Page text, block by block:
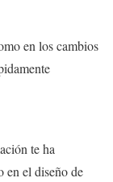
en los cambios
te ha
en el diseño de